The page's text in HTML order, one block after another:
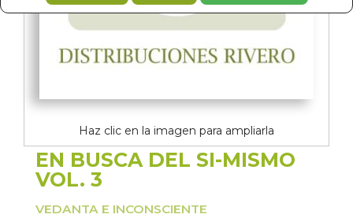
Haz clic en la imagen para ampliarla
EN BUSCA DEL SI-MISMO
VOL. 3
VEDANTA E INCONSCIENTE